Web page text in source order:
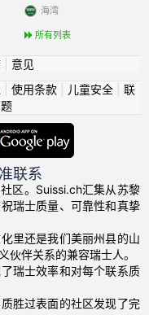
海湾
所有列表
| 意见
使用条款| 儿童安全| 联
联系
区。Suissi.ch汇集从苏黎
瑞士质量、可靠性和真挚
里还是我们美丽州县的山
伙伴关系的兼容瑞士人。
瑞士效率和对每个联系质
胜过表面的社区发现了完